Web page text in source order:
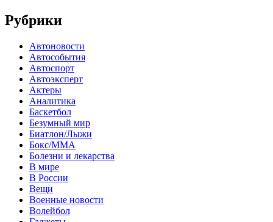
Рубрики
Автоновости
Автособытия
Автоспорт
Автоэксперт
Актеры
Аналитика
Баскетбол
Безумный мир
Биатлон/Лыжи
Бокс/MMA
Болезни и лекарства
В мире
В России
Вещи
Военные новости
Волейбол